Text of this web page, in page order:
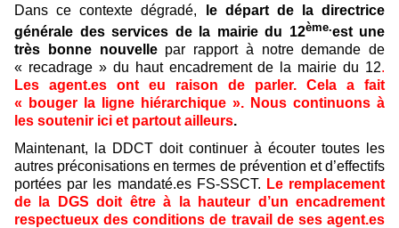
Dans ce contexte dégradé, le départ de la directrice
générale des services de la mairie du 12ème.est une
très bonne nouvelle par rapport à notre demande de
« recadrage » du haut encadrement de la mairie du 12.
Les agent.es ont eu raison de parler. Cela a fait
« bouger la ligne hiérarchique ». Nous continuons à
les soutenir ici et partout ailleurs.
Maintenant, la DDCT doit continuer à écouter toutes les
autres préconisations en termes de prévention et d’effectifs
portées par les mandaté.es FS-SSCT. Le remplacement
de la DGS doit être à la hauteur d’un encadrement
respectueux des conditions de travail de ses agent.es